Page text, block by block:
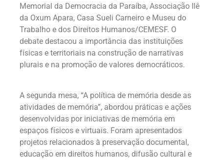
Memorial da Democracia da Paraíba, Associação Ilê
da Oxum Apara, Casa Sueli Carneiro e Museu do
Trabalho e dos Direitos Humanos/CEMESF. O
debate destacou a importância das instituições
físicas e territoriais na construção de narrativas
plurais e na promoção de valores democráticos.
A segunda mesa, “A política de memória desde as
atividades de memória”, abordou práticas e ações
desenvolvidas por iniciativas de memória em
espaços físicos e virtuais. Foram apresentados
projetos relacionados à preservação documental,
educação em direitos humanos, difusão cultural e